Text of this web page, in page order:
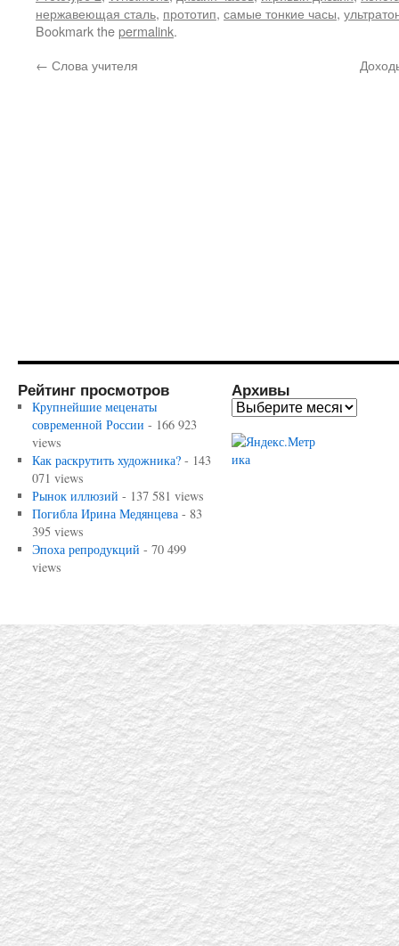
нержавеющая сталь, прототип, самые тонкие часы,
Bookmark thepermalink.
← Слова учителя
Рейтинг просмотров
Крупнейшие меценаты
современной России - 166 923
views
Как раскрутить художника?- 143
071 views
Рынок иллюзий - 137 581 views
Погибла Ирина Медянцева- 83
395 views
Эпоха репродукций - 70 499
views
Архивы